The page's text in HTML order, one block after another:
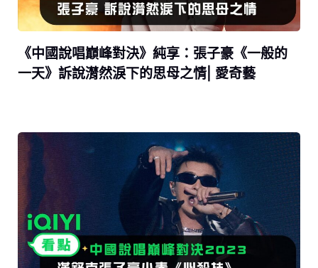
《中國說唱巔峰對決》純享：張子豪《一般的
一天》訴說潸然淚下的思母之情| 愛奇藝